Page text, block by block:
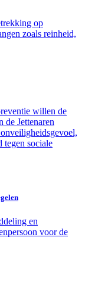
op
zoals reinheid,
willen de
Jettenaren
tegen sociale
en
voor de